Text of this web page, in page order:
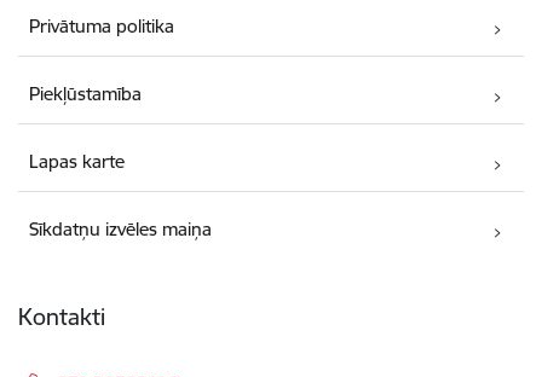
Privātuma politika
Piekļūstamība
Lapas karte
Sīkdatņu izvēles maiņa
Kontakti